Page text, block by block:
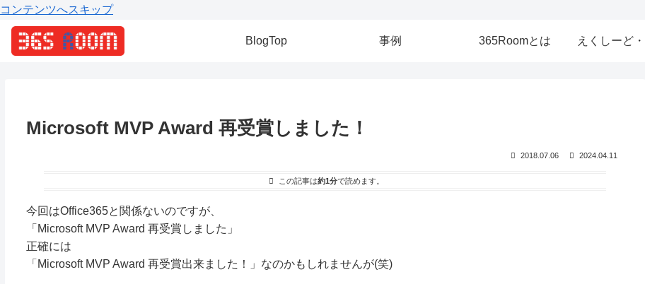
コンテンツへスキップ
BlogTop 事例 365Roomとは えくしーど
Microsoft MVP Award 再受賞しました！
2018.07.06 2024.04.11
この記事は約1分で読めます。
今回はOffice365と関係ないのですが、
「Microsoft MVP Award 再受賞しました」
正確には
「Microsoft MVP Award 再受賞出来ました！」なのかもしれませんが(笑)